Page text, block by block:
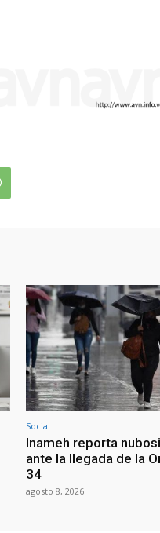
Social
Inameh reporta
ante la llegada de la
34
agosto 8, 2026